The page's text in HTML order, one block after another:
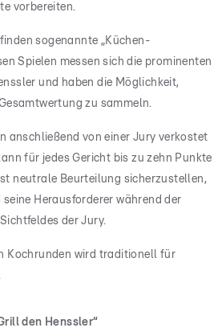
vorbereiten.
sogenannte „Küchen-
Spielen messen sich die prominenten
und haben die Möglichkeit,
zu sammeln.
anschließend von einer Jury verkostet
für jedes Gericht bis zu zehn Punkte
neutrale Beurteilung sicherzustellen,
Herausforderer während der
der Jury.
Kochrunden wird traditionell für
den Henssler“